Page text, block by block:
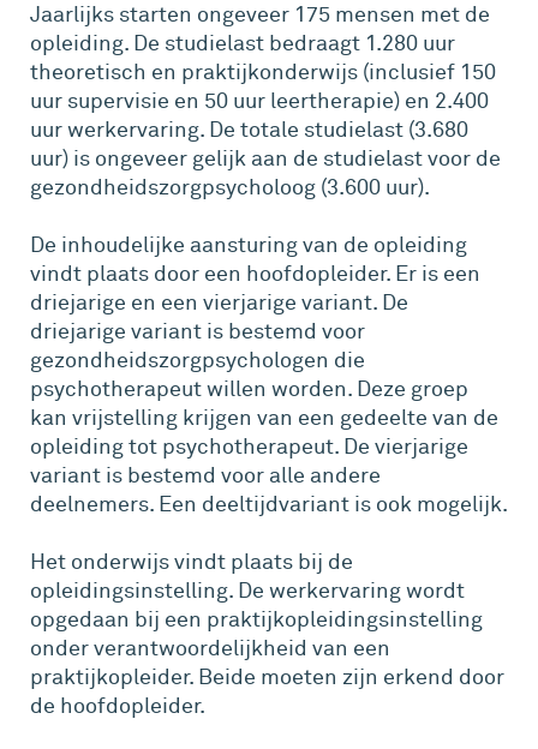
Jaarlijks starten ongeveer 175 mensen met de
opleiding. De studielast bedraagt 1.280 uur
theoretisch en praktijkonderwijs (inclusief 150
uur supervisie en 50 uur leertherapie) en 2.400
uur werkervaring. De totale studielast (3.680
uur) is ongeveer gelijk aan de studielast voor de
gezondheidszorgpsycholoog (3.600 uur).
De inhoudelijke aansturing van de opleiding
vindt plaats door een hoofdopleider. Er is een
driejarige en een vierjarige variant. De
driejarige variant is bestemd voor
gezondheidszorgpsychologen die
psychotherapeut willen worden. Deze groep
kan vrijstelling krijgen van een gedeelte van de
opleiding tot psychotherapeut. De vierjarige
variant is bestemd voor alle andere
deelnemers. Een deeltijdvariant is ook mogelijk.
Het onderwijs vindt plaats bij de
opleidingsinstelling. De werkervaring wordt
opgedaan bij een praktijkopleidingsinstelling
onder verantwoordelijkheid van een
praktijkopleider. Beide moeten zijn erkend door
de hoofdopleider.